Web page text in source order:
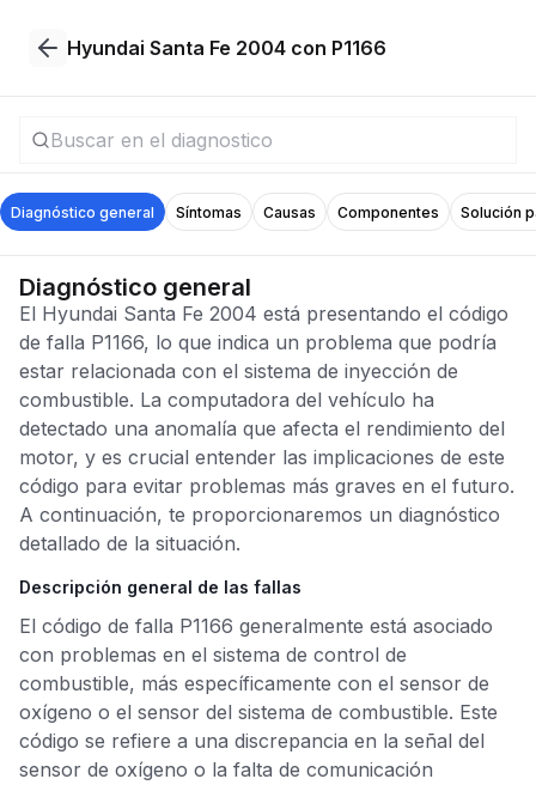
Hyundai Santa Fe 2004 con P1166
Diagnóstico general Síntomas Causas Componentes Solución
Diagnóstico general
El Hyundai Santa Fe 2004 está presentando el código
de falla P1166, lo que indica un problema que podría
estar relacionada con el sistema de inyección de
combustible. La computadora del vehículo ha
detectado una anomalía que afecta el rendimiento del
motor, y es crucial entender las implicaciones de este
código para evitar problemas más graves en el futuro.
A continuación, te proporcionaremos un diagnóstico
detallado de la situación.
Descripción general de las fallas
El código de falla P1166 generalmente está asociado
con problemas en el sistema de control de
combustible, más específicamente con el sensor de
oxígeno o el sensor del sistema de combustible. Este
código se refiere a una discrepancia en la señal del
sensor de oxígeno o la falta de comunicación